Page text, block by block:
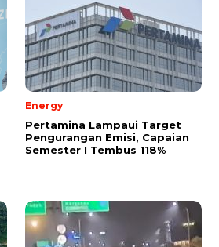
Energy
Pertamina Lampaui Target
Pengurangan Emisi, Capaian
Semester I Tembus 118%